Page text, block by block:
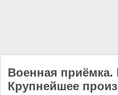
Военная приёмка.
Крупнейшее